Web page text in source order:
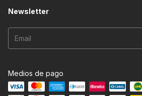
Newsletter
Medios de pago